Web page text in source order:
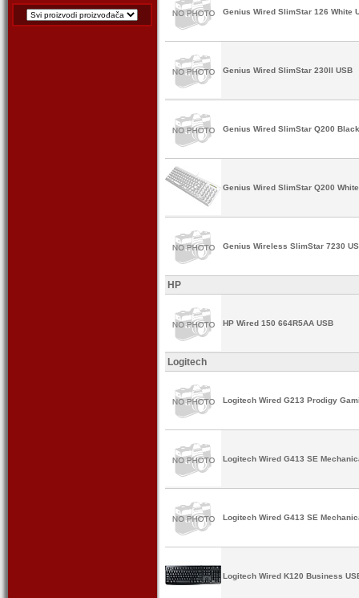
Genius Wired SlimStar 126 White
Genius Wired SlimStar 230II USB
Genius Wired SlimStar Q200
Genius Wired SlimStar Q200
Genius Wireless SlimStar 7230
HP
HP Wired 150 664R5AA USB
Logitech
Logitech Wired G213 Prodigy
Logitech Wired G413 SE
Logitech Wired G413 SE
Logitech Wired K120 Business